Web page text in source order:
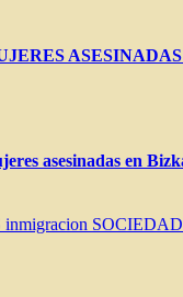
asesinadas en
inmigracion